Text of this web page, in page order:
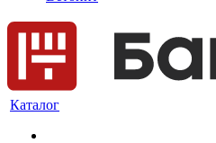
Каталог